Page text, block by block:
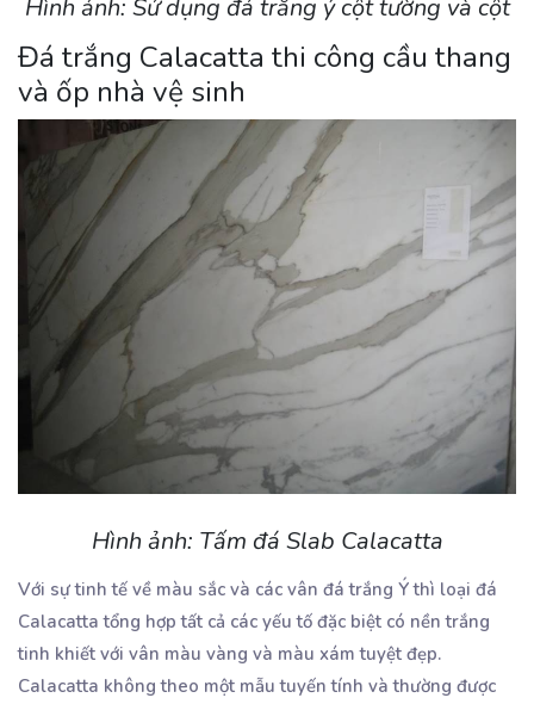
Hình ảnh: Sử dụng đá trắng ý cột tường và cột
Đá trắng Calacatta thi công cầu thang
và ốp nhà vệ sinh
Hình ảnh: Tấm đá Slab Calacatta
Với sự tinh tế về màu sắc và các vân đá trắng Ý thì loại đá
Calacatta tổng hợp tất cả các yếu tố đặc biệt có nền trắng
tinh khiết với vân màu vàng và màu xám tuyệt đẹp.
Calacatta không theo một mẫu tuyến tính và thường được